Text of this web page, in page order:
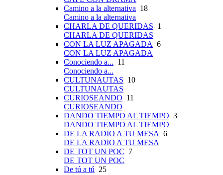
Camino a la alternativa 18
Camino a la alternativa
CHARLA DE QUERIDAS 1
CHARLA DE QUERIDAS
CON LA LUZ APAGADA 6
CON LA LUZ APAGADA
Conociendo a... 11
Conociendo a...
CULTUNAUTAS 10
CULTUNAUTAS
CURIOSEANDO 11
CURIOSEANDO
DANDO TIEMPO AL TIEMPO 3
DANDO TIEMPO AL TIEMPO
DE LA RADIO A TU MESA 6
DE LA RADIO A TU MESA
DE TOT UN POC 7
DE TOT UN POC
De tú a tú 25